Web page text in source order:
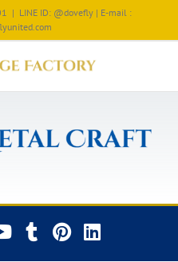
| LINE ID: @dovefly | E-mail :